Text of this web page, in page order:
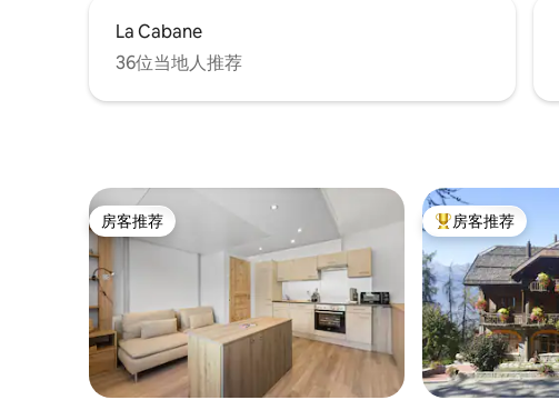
La Cabane
36位当地人推荐
房客推荐
房客推荐 热门「房客推荐」
房客推荐